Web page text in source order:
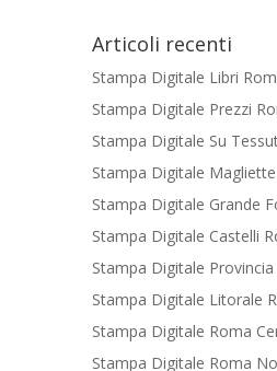
Articoli recenti
Stampa Digitale Libri
Stampa Digitale Prezzi
Stampa Digitale Su
Stampa Digitale
Stampa Digitale Grande
Stampa Digitale Castelli
Stampa Digitale
Stampa Digitale Litorale
Stampa Digitale Roma
Stampa Digitale Roma